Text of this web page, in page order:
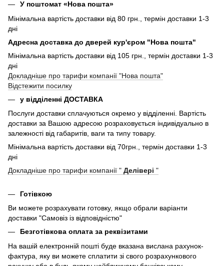
У поштомат «Нова пошта»
Мінімальна вартість доставки від 80 грн., термін доставки 1-3
дні
Адресна доставка до дверей кур'єром "Нова пошта"
Мінімальна вартість доставки від 105 грн., термін доставки 1-3
дні
Докладніше про тарифи компанії "Нова пошта"
Відстежити посилку
у відділенні ДОСТАВКА
Послуги доставки сплачуються окремо у відділенні. Вартість
доставки за Вашою адресою розраховується індивідуально в
залежності від габаритів, ваги та типу товару.
Мінімальна вартість доставки від 70грн., термін доставки 1-3
дні
Докладніше про тарифи компанії " Делівері "
Готівкою
Ви можете розрахувати готовку, якщо обрали варіанти
доставки "Самовіз із відповідністю"
Безготівкова оплата за реквізитами
На вашій електронній пошті буде вказана вислана рахунок-
фактура, яку ви можете сплатити зі свого розрахункового